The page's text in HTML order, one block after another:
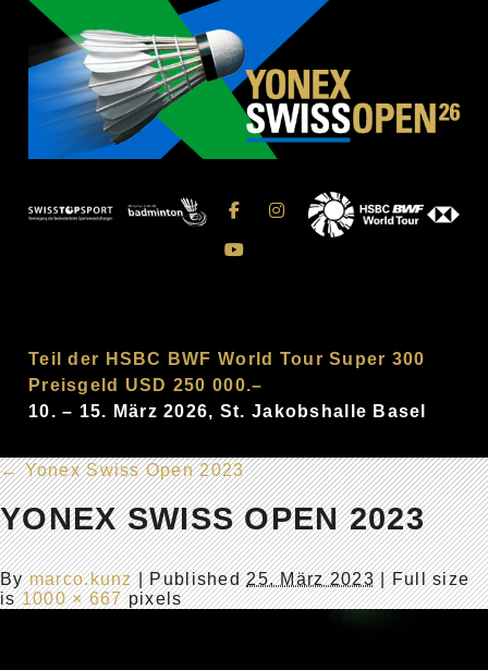
Teil der HSBC BWF World Tour Super 300
Preisgeld USD 250 000.–
10. – 15. März 2026, St. Jakobshalle Basel
←Yonex Swiss Open 2023
YONEX SWISS OPEN 2023
Bymarco.kunz |Published25. März 2023| Full size
is1000 × 667pixels